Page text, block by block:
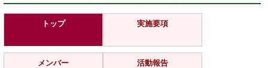
トップ 実施要項
メンバー 活動報告